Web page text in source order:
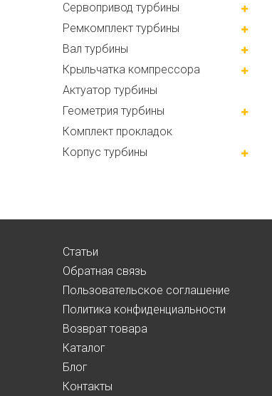
Сервопривод турбины
Ремкомплект турбины
Вал турбины
Крыльчатка компрессора
Актуатор турбины
Геометрия турбины
Комплект прокладок
Корпус турбины
Статьи
Обратная связь
Пользовательское соглашение
Политика конфиденциальности
Возврат товара
Каталог
Блог
Контакты